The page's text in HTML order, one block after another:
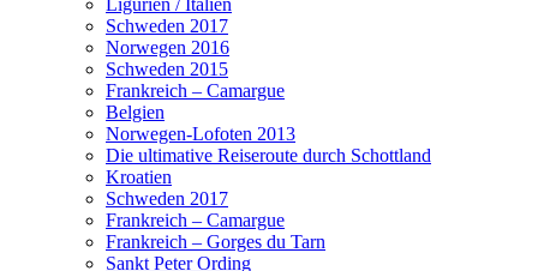
Schweden 2017
Norwegen 2016
Schweden 2015
Frankreich – Camargue
Belgien
Norwegen-Lofoten 2013
Die ultimative Reiseroute durch Schottland
Kroatien
Schweden 2017
Frankreich – Camargue
Frankreich – Gorges du Tarn
Sankt Peter Ording